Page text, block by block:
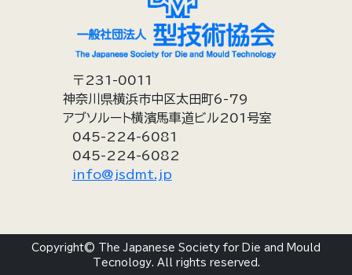
〒231-0011
神奈川県横浜市中区太田町6-79
アブソルート横濱馬車道ビル201号室
045-224-6081
045-224-6082
info@jsdmt.jp
Copyright© The Japanese Society for Die and Mould
Tecnology. All rights reserved.